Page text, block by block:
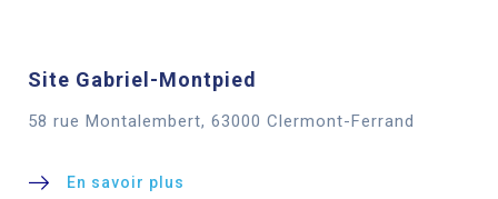
Site Gabriel-Montpied
58 rue Montalembert, 63000 Clermont-Ferrand
En savoir plus